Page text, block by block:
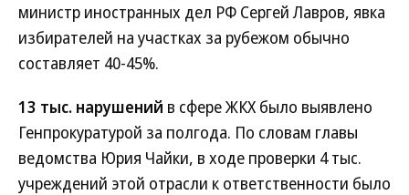
министр иностранных дел РФ Сергей Лавров, явка
избирателей на участках за рубежом обычно
составляет 40-45%.
13 тыс. нарушений в сфере ЖКХ было выявлено
Генпрокуратурой за полгода. По словам главы
ведомства Юрия Чайки, в ходе проверки 4 тыс.
учреждений этой отрасли к ответственности было